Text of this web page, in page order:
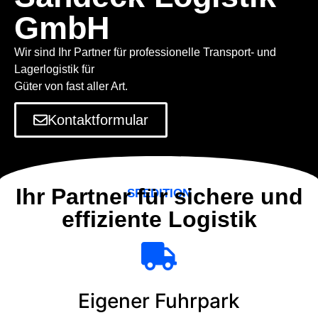
GmbH
Wir sind Ihr Partner für professionelle Transport- und
Lagerlogistik für
Güter von fast aller Art.
Kontaktformular
SPEDITION
Ihr Partner für sichere und
effiziente Logistik
Eigener Fuhrpark